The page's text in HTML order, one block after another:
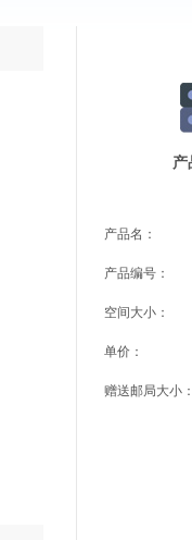
产品名：
产品编号：
空间大小：
单价：
赠送邮局大小：